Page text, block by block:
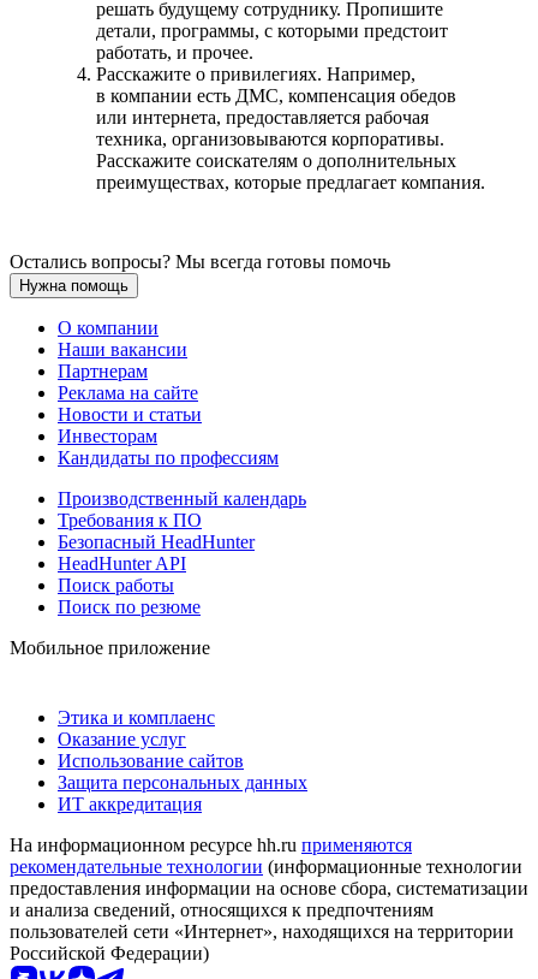
решать будущему сотруднику. Пропишите
детали, программы, с которыми предстоит
работать, и прочее.
Расскажите о привилегиях. Например,
в компании есть ДМС, компенсация обедов
или интернета, предоставляется рабочая
техника, организовываются корпоративы.
Расскажите соискателям о дополнительных
преимуществах, которые предлагает компания.
Остались вопросы? Мы всегда готовы помочь
Нужна помощь
О компании
Наши вакансии
Партнерам
Реклама на сайте
Новости и статьи
Инвесторам
Кандидаты по профессиям
Производственный календарь
Требования к ПО
Безопасный HeadHunter
HeadHunter API
Поиск работы
Поиск по резюме
Мобильное приложение
Этика и комплаенс
Оказание услуг
Использование сайтов
Защита персональных данных
ИТ аккредитация
На информационном ресурсе hh.ru применяются
рекомендательные технологии (информационные технологии
предоставления информации на основе сбора, систематизации
и анализа сведений, относящихся к предпочтениям
пользователей сети «Интернет», находящихся на территории
Российской Федерации)